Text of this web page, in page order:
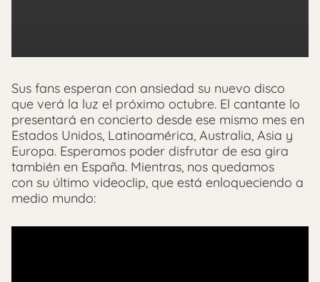
Sus fans esperan con ansiedad su nuevo disco
que verá la luz el próximo octubre. El cantante lo
presentará en concierto desde ese mismo mes en
Estados Unidos, Latinoamérica, Australia, Asia y
Europa. Esperamos poder disfrutar de esa gira
también en España. Mientras, nos quedamos
con su último videoclip, que está enloqueciendo a
medio mundo: